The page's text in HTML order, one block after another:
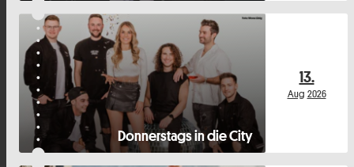
Donnerstags in die City
13.
Aug 2026